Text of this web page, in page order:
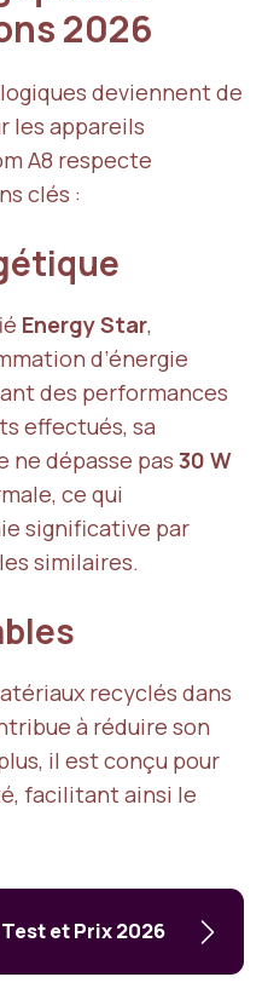
2026
deviennent de
les appareils
A8 respecte
clés :
Energy Star,
d’énergie
des performances
effectués, sa
ne dépasse pas 30 W
ce qui
significative par
similaires.
recyclés dans
à réduire son
il est conçu pour
facilitant ainsi le
et Prix 2026